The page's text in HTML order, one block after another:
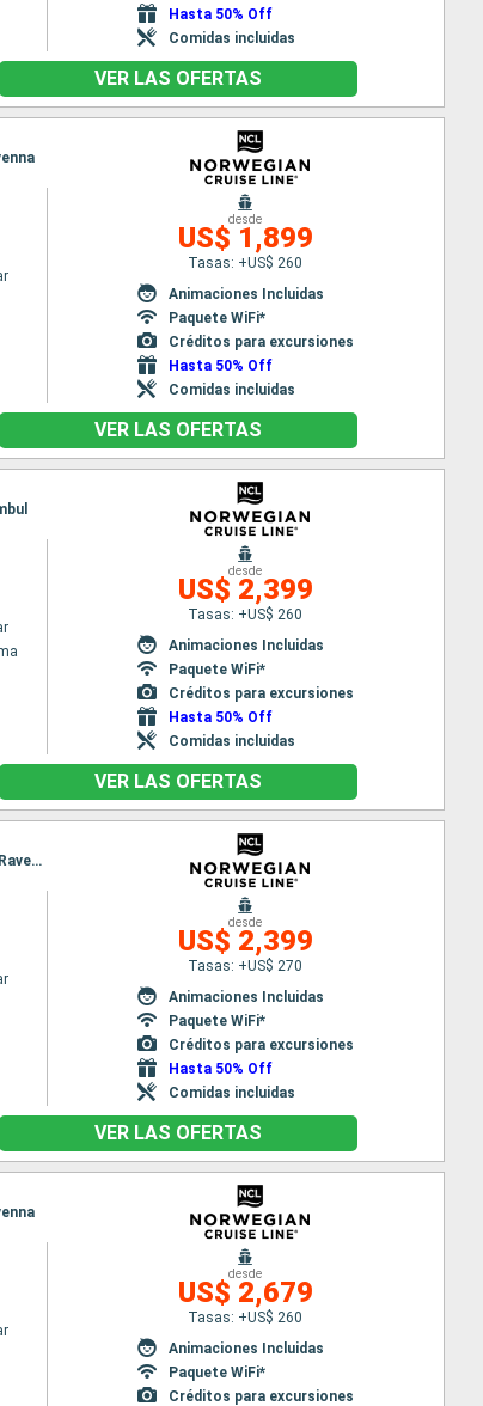
Hasta 50% Off
Comidas incluidas
VER LAS OFERTAS
desde
US$ 1,899
Tasas: +US$ 260
Animaciones Incluidas
Paquete WiFi*
Créditos para excursiones
Hasta 50% Off
Comidas incluidas
VER LAS OFERTAS
desde
US$ 2,399
Tasas: +US$ 260
Animaciones Incluidas
Paquete WiFi*
Créditos para excursiones
Hasta 50% Off
Comidas incluidas
VER LAS OFERTAS
Itinerario : Barcelona, Villefranche, La Spezia, Civitavecchia - Roma, Salerno, Messine, Corfú, Bar, Zadar, Ravenna
desde
US$ 2,399
Tasas: +US$ 270
Animaciones Incluidas
Paquete WiFi*
Créditos para excursiones
Hasta 50% Off
Comidas incluidas
VER LAS OFERTAS
desde
US$ 2,679
Tasas: +US$ 260
Animaciones Incluidas
Paquete WiFi*
Créditos para excursiones